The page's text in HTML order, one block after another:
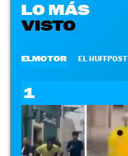
LO MÁS
VISTO
ELMOTOR EL HUFFPOST
1